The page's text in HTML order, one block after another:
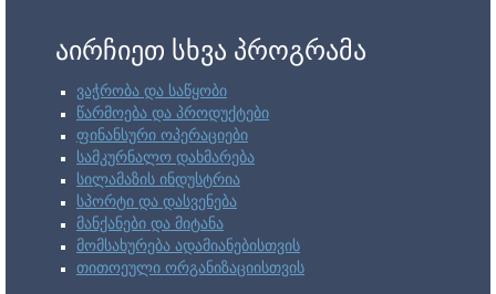
აირჩიეთ სხვა პროგრამა
ვაჭრობა და საწყობი
წარმოება და პროდუქტები
ფინანსური ოპერაციები
სამკურნალო დახმარება
სილამაზის ინდუსტრია
სპორტი და დასვენება
მანქანები და მიტანა
მომსახურება ადამიანებისთვის
თითოეული ორგანიზაციისთვის